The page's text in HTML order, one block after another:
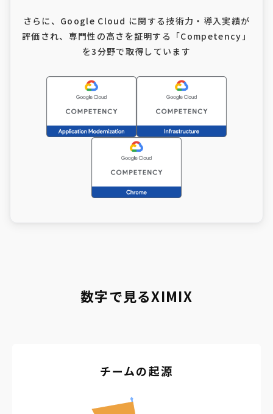
さらに、Google Cloud に関する技術力・導入実績が
評価され、 専門性の高さを証明する「Competency」
を3分野で取得しています
数字で見るXIMIX
チームの起源